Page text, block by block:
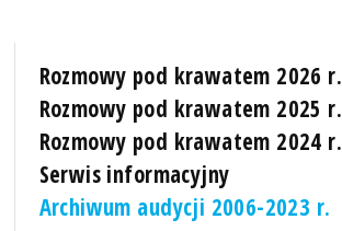
Rozmowy pod krawatem 2026 r.
Rozmowy pod krawatem 2025 r.
Rozmowy pod krawatem 2024 r.
Serwis informacyjny
Archiwum audycji 2006-2023 r.